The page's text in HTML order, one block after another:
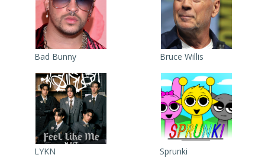
Bad Bunny Bruce Willis
LYKN Sprunki